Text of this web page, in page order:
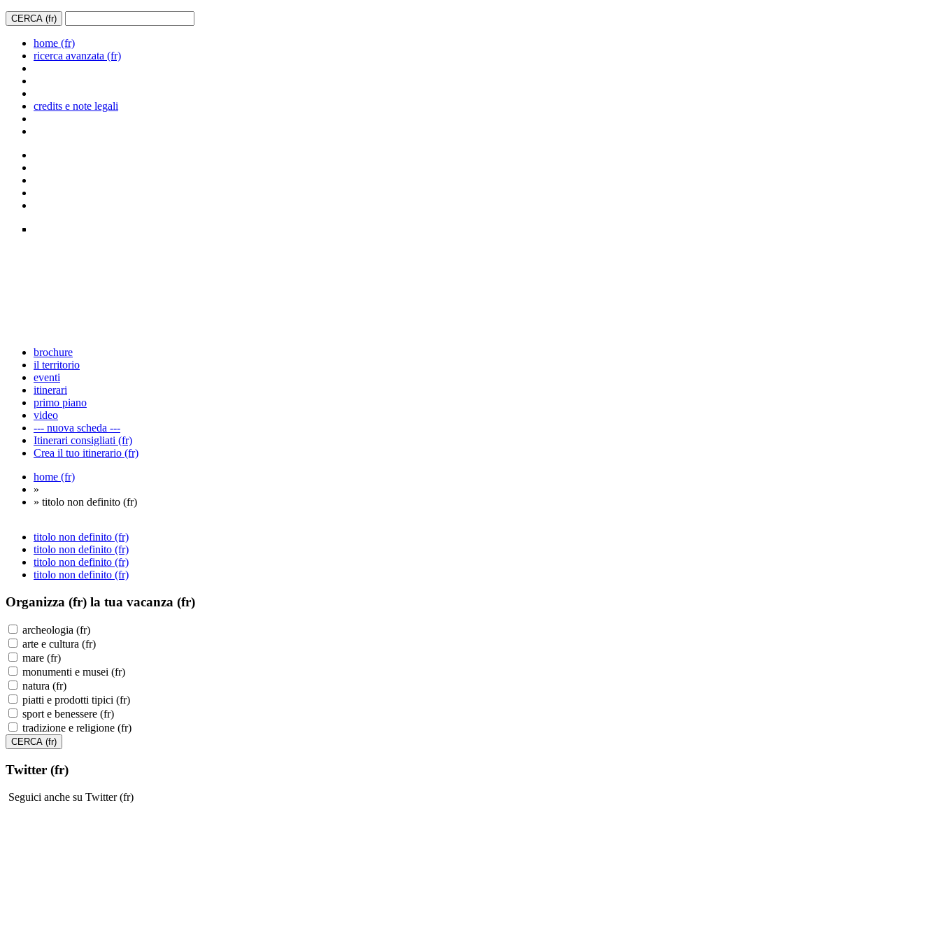
home (fr)
ricerca avanzata (fr)
credits e note legali
brochure
il territorio
eventi
itinerari
primo piano
video
--- nuova scheda ---
Itinerari consigliati (fr)
Crea il tuo itinerario (fr)
home (fr)
»
» titolo non definito (fr)
titolo non definito (fr)
titolo non definito (fr)
titolo non definito (fr)
titolo non definito (fr)
Organizza (fr) la tua vacanza (fr)
archeologia (fr)
arte e cultura (fr)
mare (fr)
monumenti e musei (fr)
natura (fr)
piatti e prodotti tipici (fr)
sport e benessere (fr)
tradizione e religione (fr)
Twitter (fr)
Seguici anche su Twitter (fr)